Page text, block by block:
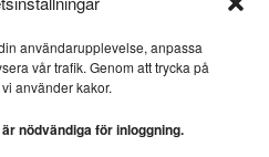
användarupplevelse, anpassa
vår trafik. Genom att trycka på
använder kakor.
nödvändiga för inloggning.